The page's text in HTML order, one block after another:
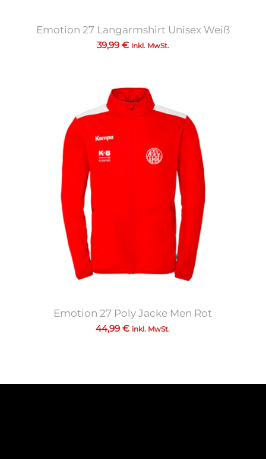
Emotion 27 Langarmshirt Unisex Weiß
39,99 € inkl. MwSt.
Emotion 27 Poly Jacke Men Rot
44,99€ inkl. MwSt.